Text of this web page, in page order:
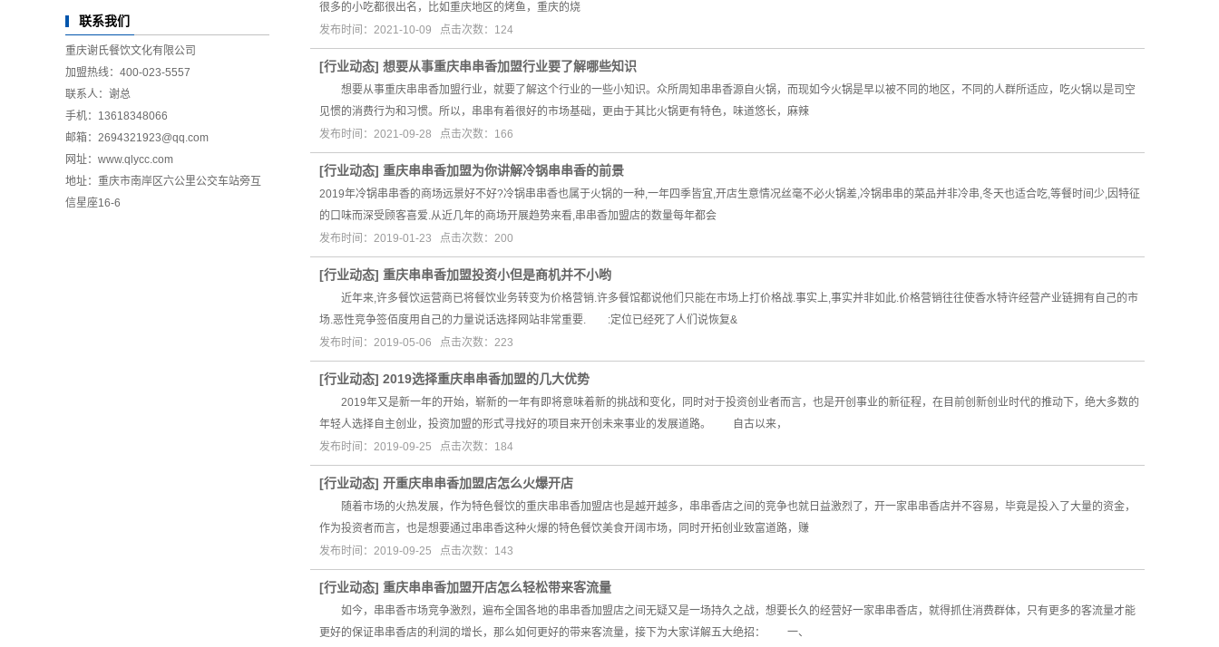
联系我们
重庆谢氏餐饮文化有限公司
加盟热线：400-023-5557
联系人：谢总
手机：13618348066
邮箱：2694321923@qq.com
网址： www.qlycc.com
地址：重庆市南岸区六公里公交车站旁互
信星座16-6
很多的小吃都很出名，比如重庆地区的烤鱼，重庆的烧
发布时间：2021-10-09 点击次数：124
[行业动态] 想要从事重庆串串香加盟行业要了解哪些知识
想要从事重庆串串香加盟行业，就要了解这个行业的一些小知识。众所周知串串香源自火锅，而现如今火锅是早以被不同的地区，不同的人群所适应，吃火锅以是司空
见惯的消费行为和习惯。所以，串串有着很好的市场基础，更由于其比火锅更有特色，味道悠长，麻辣
发布时间：2021-09-28 点击次数：166
[行业动态] 重庆串串香加盟为你讲解冷锅串串香的前景
2019年冷锅串串香的商场远景好不好?冷锅串串香也属于火锅的一种,一年四季皆宜,开店生意情况丝毫不必火锅差,冷锅串串的菜品并非冷串,冬天也适合吃,等餐时间少,因特征
的口味而深受顾客喜爱.从近几年的商场开展趋势来看,串串香加盟店的数量每年都会
发布时间：2019-01-23 点击次数：200
[行业动态] 重庆串串香加盟投资小但是商机并不小哟
近年来,许多餐饮运营商已将餐饮业务转变为价格营销.许多餐馆都说他们只能在市场上打价格战.事实上,事实并非如此.价格营销往往使香水特许经营产业链拥有自己的市
场.恶性竞争签佰度用自己的力量说话选择网站非常重要. :定位已经死了人们说恢复&
发布时间：2019-05-06 点击次数：223
[行业动态] 2019选择重庆串串香加盟的几大优势
2019年又是新一年的开始，崭新的一年有即将意味着新的挑战和变化，同时对于投资创业者而言，也是开创事业的新征程，在目前创新创业时代的推动下，绝大多数的
年轻人选择自主创业，投资加盟的形式寻找好的项目来开创未来事业的发展道路。 自古以来，
发布时间：2019-09-25 点击次数：184
[行业动态] 开重庆串串香加盟店怎么火爆开店
随着市场的火热发展，作为特色餐饮的重庆串串香加盟店也是越开越多，串串香店之间的竞争也就日益激烈了，开一家串串香店并不容易，毕竟是投入了大量的资金，
作为投资者而言，也是想要通过串串香这种火爆的特色餐饮美食开阔市场，同时开拓创业致富道路，赚
发布时间：2019-09-25 点击次数：143
[行业动态] 重庆串串香加盟开店怎么轻松带来客流量
如今，串串香市场竞争激烈，遍布全国各地的串串香加盟店之间无疑又是一场持久之战，想要长久的经营好一家串串香店，就得抓住消费群体，只有更多的客流量才能
更好的保证串串香店的利润的增长，那么如何更好的带来客流量，接下为大家详解五大绝招： 一、